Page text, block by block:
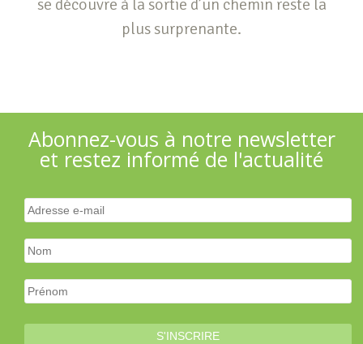
se découvre à la sortie d’un chemin reste la
plus surprenante.
Abonnez-vous à notre newsletter
et restez informé de l'actualité